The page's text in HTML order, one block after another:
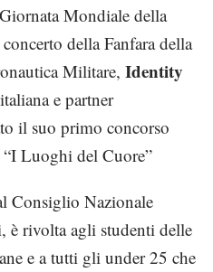
Mondiale della
della Fanfara della
Militare, Identity
e partner
il suo primo concorso
Luoghi del Cuore”
Consiglio Nazionale
è rivolta agli studenti delle
e a tutti gli under 25 che